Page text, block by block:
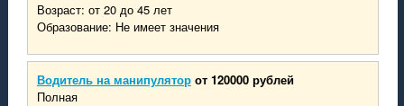
Возраст: от 20 до 45 лет
Образование: Не имеет значения
Водитель на манипулятор от 120000 рублей
Полная